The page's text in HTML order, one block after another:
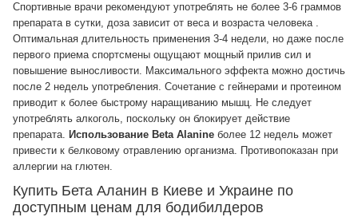
Спортивные врачи рекомендуют употреблять не более 3-6 граммов
препарата в сутки, доза зависит от веса и возраста человека .
Оптимальная длительность применения 3-4 недели, но даже после
первого приема спортсмены ощущают мощный прилив сил и
повышение выносливости. Максимального эффекта можно достичь
после 2 недель употребления. Сочетание с гейнерами и протеином
приводит к более быстрому наращиванию мышц. Не следует
употреблять алкоголь, поскольку он блокирует действие
препарата. Использование Beta Alanine более 12 недель может
привести к белковому отравлению организма. Противопоказан при
аллергии на глютен.
Купить Бета Аланин в Киеве и Украине по
доступным ценам для бодибилдеров